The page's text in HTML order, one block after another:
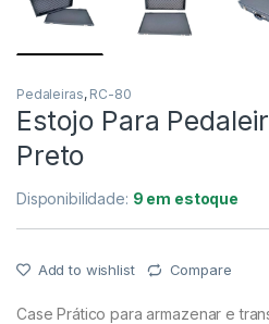
Pedaleiras, RC-80
Estojo Para
Preto
Disponibilidade: 9 em estoque
Add to wishlist Compare
Case Prático para armazenar e